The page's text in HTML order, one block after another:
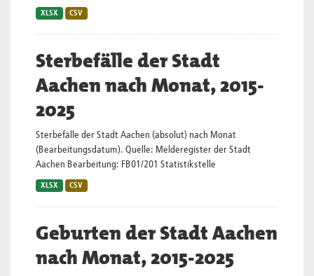
XLSX CSV
Sterbefälle der Stadt
Aachen nach Monat, 2015-
2025
Sterbefälle der Stadt Aachen (absolut) nach Monat
(Bearbeitungsdatum). Quelle: Melderegister der Stadt
Aachen Bearbeitung: FB01/201 Statistikstelle
XLSX CSV
Geburten der Stadt Aachen
nach Monat, 2015-2025